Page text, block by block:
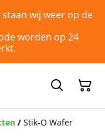
wij weer op de
worden op 24
/ Stik-O Wafer